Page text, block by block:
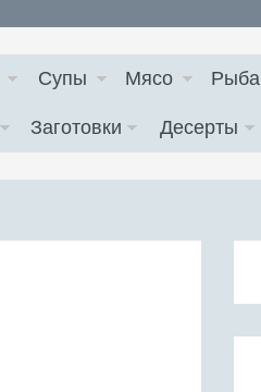
Супы Мясо Рыба
Заготовки Десерты